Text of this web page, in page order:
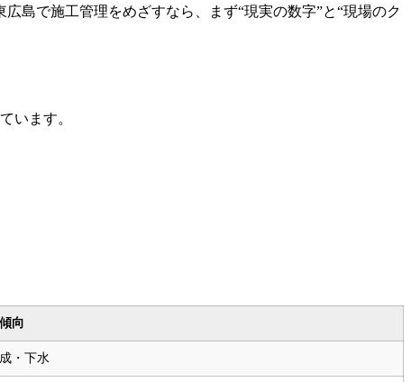
島で施工管理をめざすなら、まず“現実の数字”と“現場のク
います。
向
・下水